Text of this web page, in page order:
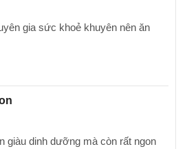
gia sức khoẻ khuyên nên ăn
giàu dinh dưỡng mà còn rất ngon